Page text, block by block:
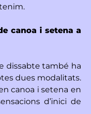
canoa i setena a
dissabte també ha
dues modalitats.
canoa i setena en
d’inici de